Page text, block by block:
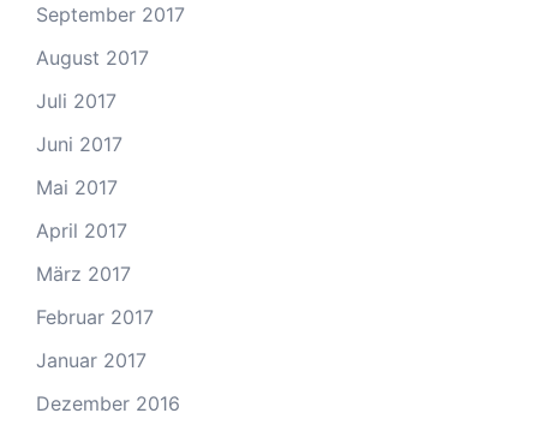
September 2017
August 2017
Juli 2017
Juni 2017
Mai 2017
April 2017
März 2017
Februar 2017
Januar 2017
Dezember 2016